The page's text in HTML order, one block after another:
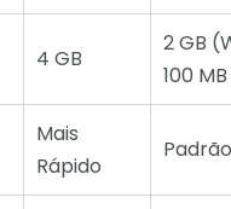
4 GB
2 GB
100
Mais
Rápido
Padrão